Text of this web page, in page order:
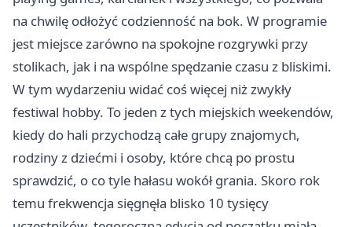
na chwilę odłożyć codzienność na bok. W programie
jest miejsce zarówno na spokojne rozgrywki przy
stolikach, jak i na wspólne spędzanie czasu z bliskimi.
W tym wydarzeniu widać coś więcej niż zwykły
festiwal hobby. To jeden z tych miejskich weekendów,
kiedy do hali przychodzą całe grupy znajomych,
rodziny z dziećmi i osoby, które chcą po prostu
sprawdzić, o co tyle hałasu wokół grania. Skoro rok
temu frekwencja sięgnęła blisko 10 tysięcy